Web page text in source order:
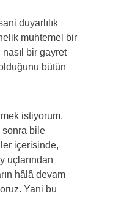
duyarlılık
muhtemel bir
nasıl bir gayret
bütün
istiyorum,
sonra bile
içerisinde,
uçlarından
hâlâ devam
Yani bu